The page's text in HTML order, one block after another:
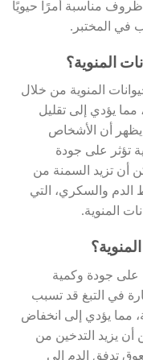
ظروف مناسبة أمرًا حيويًا
في المختبر.
المنوية؟
المنوية من خلال
يؤدي إلى تقليل
يظهر أن الأشخاص
تؤثر على جودة
أن تزيد السمنة من
الدم والسكري، التي
المنوية.
على جودة وكمية
في التبغ قد تسبب
مما يؤدي إلى انخفاض
أن يزيد التدخين من
تدفق الدم إلى